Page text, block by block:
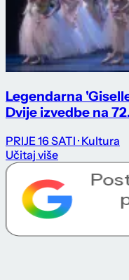
Legendarna
Dvije izvedbe na
PRIJE 16 SATI · Kultura
Učitaj više